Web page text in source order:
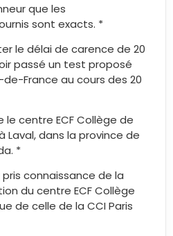
que les
sont exacts. *
le délai de carence de 20
passé un test proposé
de-France au cours des 20
centre ECF Collège de
Laval, dans la province de
*
connaissance de la
du centre ECF Collège
de celle de la CCI Paris